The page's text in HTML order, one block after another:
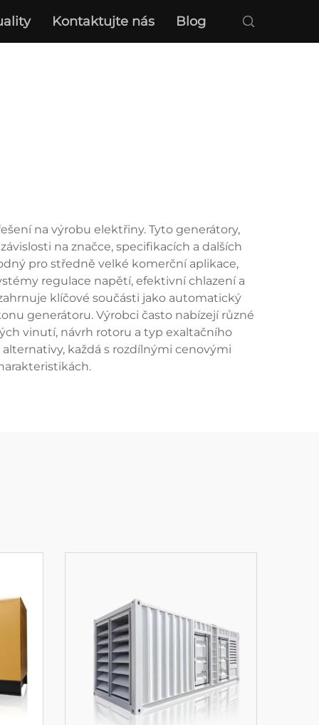
Kontaktujte nás Blog
na výrobu elektřiny. Tyto generátory,
na značce, specifikacích a dalších
pro středně velké komerční aplikace,
regulace napětí, efektivní chlazení a
klíčové součásti jako automatický
generátoru. Výrobci často nabízejí různé
vinutí, návrh rotoru a typ exaltačního
každá s rozdílnými cenovými